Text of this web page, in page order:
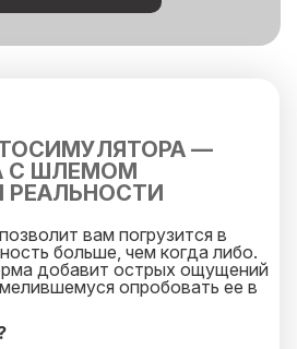
—
С ШЛЕМОМ
РЕАЛЬНОСТИ
вам погрузится в
больше, чем когда либо.
добавит острых ощущений
опробовать ее в